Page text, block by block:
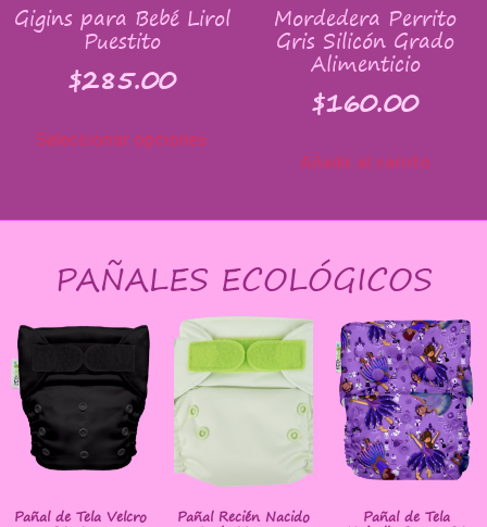
Gigins para Bebé Lirol
Puestito
$285.00
Seleccionar opciones
Mordedera Perrito
Gris Silicón Grado
Alimenticio
$160.00
Añadir al carrito
PAÑALES ECOLÓGICOS
Pañal de Tela Velcro Pañal Recién Nacido Pañal de Tela